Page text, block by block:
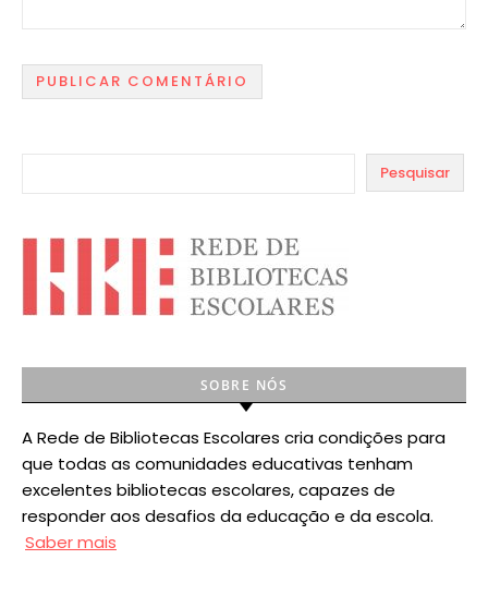
Pesquisar
SOBRE NÓS
A Rede de Bibliotecas Escolares cria condições para
que todas as comunidades educativas tenham
excelentes bibliotecas escolares, capazes de
responder aos desafios da educação e da escola.
Saber mais